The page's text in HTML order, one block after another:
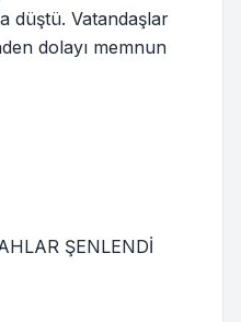
düştü. Vatandaşlar
dolayı memnun
ŞENLENDİ